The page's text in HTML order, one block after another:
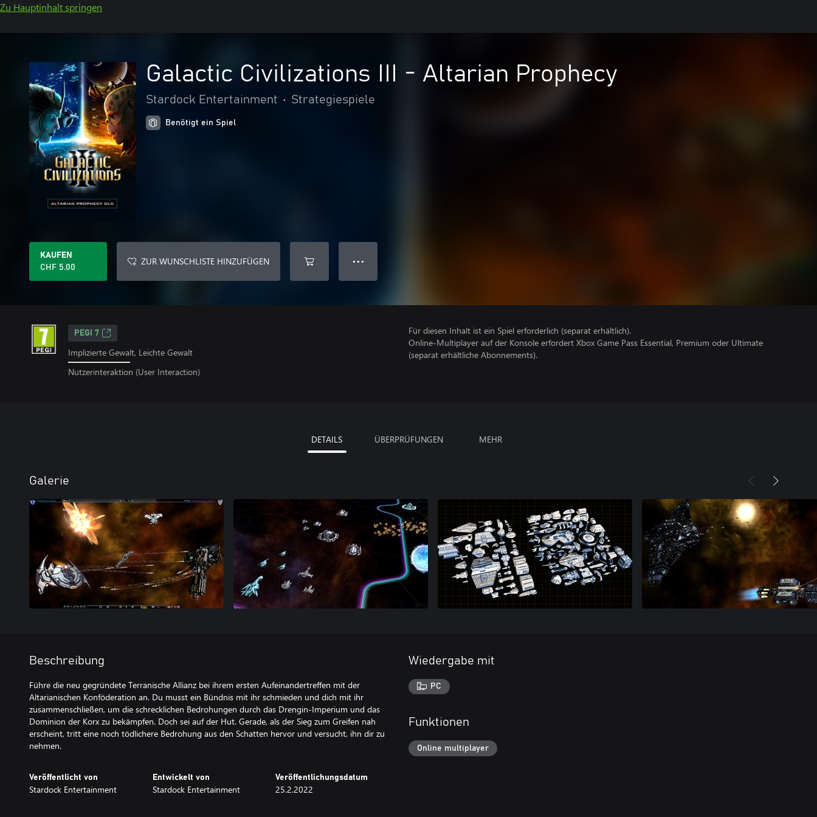
Zu Hauptinhalt springen
Galactic Civilizations III - Altarian Prophecy
Stardock Entertainment • Strategiespiele
Benötigt ein Spiel
KAUFEN
CHF 5.00
ZUR WUNSCHLISTE HINZUFÜGEN ● ● ●
PEGI 7
Implizierte Gewalt, Leichte Gewalt
Nutzerinteraktion (User Interaction)
Für diesen Inhalt ist ein Spiel erforderlich (separat erhältlich).
Online-Multiplayer auf der Konsole erfordert Xbox Game Pass Essential, Premium oder Ultimate
(separat erhältliche Abonnements).
DETAILS ÜBERPRÜFUNGEN MEHR
Galerie
Beschreibung
Führe die neu gegründete Terranische Allianz bei ihrem ersten Aufeinandertreffen mit der
Altarianischen Konföderation an. Du musst ein Bündnis mit ihr schmieden und dich mit ihr
zusammenschließen, um die schrecklichen Bedrohungen durch das Drengin-Imperium und das
Dominion der Korx zu bekämpfen. Doch sei auf der Hut. Gerade, als der Sieg zum Greifen nah
erscheint, tritt eine noch tödlichere Bedrohung aus den Schatten hervor und versucht, ihn dir zu
nehmen.
Veröffentlicht von
Stardock Entertainment
Entwickelt von
Stardock Entertainment
Veröffentlichungsdatum
25.2.2022
Wiedergabe mit
PC
Funktionen
Online multiplayer